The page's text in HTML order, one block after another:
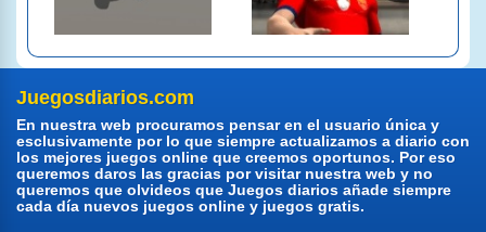
Juegosdiarios.com
En nuestra web procuramos pensar en el usuario única y
esclusivamente por lo que siempre actualizamos a diario con
los mejores juegos online que creemos oportunos. Por eso
queremos daros las gracias por visitar nuestra web y no
queremos que olvideos que Juegos diarios añade siempre
cada día nuevos juegos online y juegos gratis.